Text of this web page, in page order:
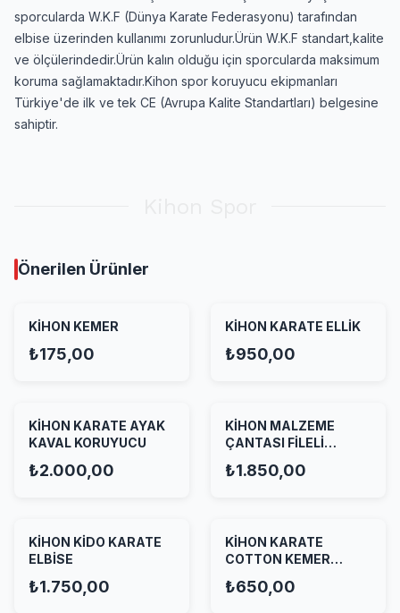
sporcularda W.K.F (Dünya Karate Federasyonu) tarafından
elbise üzerinden kullanımı zorunludur.Ürün W.K.F standart,kalite
ve ölçülerindedir.Ürün kalın olduğu için sporcularda maksimum
koruma sağlamaktadır.Kihon spor koruyucu ekipmanları
Türkiye'de ilk ve tek CE (Avrupa Kalite Standartları) belgesine
sahiptir.
Önerilen Ürünler
KİHON KEMER
₺175,00
KİHON KARATE ELLİK
₺950,00
KİHON KARATE AYAK
KAVAL KORUYUCU
₺2.000,00
KİHON MALZEME
ÇANTASI FİLELİ
₺1.850,00
KİHON KİDO KARATE
ELBİSE
₺1.750,00
KİHON KARATE
COTTON KEMER
₺650,00